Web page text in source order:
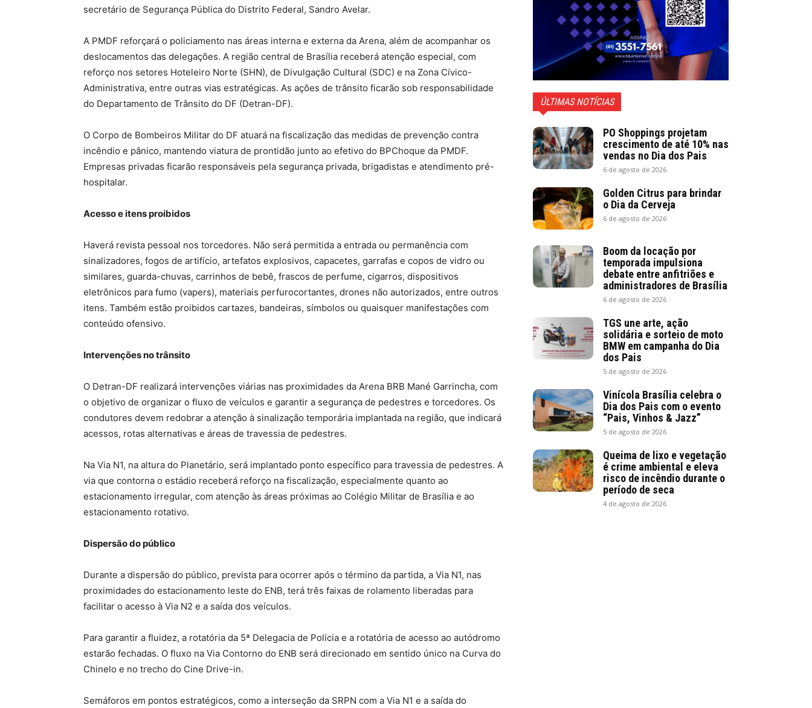
secretário de Segurança Pública do Distrito Federal, Sandro Avelar.
A PMDF reforçará o policiamento nas áreas interna e externa da Arena, além de acompanhar os
deslocamentos das delegações. A região central de Brasília receberá atenção especial, com
reforço nos setores Hoteleiro Norte (SHN), de Divulgação Cultural (SDC) e na Zona Cívico-
Administrativa, entre outras vias estratégicas. As ações de trânsito ficarão sob responsabilidade
do Departamento de Trânsito do DF (Detran-DF).
O Corpo de Bombeiros Militar do DF atuará na fiscalização das medidas de prevenção contra
incêndio e pânico, mantendo viatura de prontidão junto ao efetivo do BPChoque da PMDF.
Empresas privadas ficarão responsáveis pela segurança privada, brigadistas e atendimento pré-
hospitalar.
Acesso e itens proibidos
Haverá revista pessoal nos torcedores. Não será permitida a entrada ou permanência com
sinalizadores, fogos de artifício, artefatos explosivos, capacetes, garrafas e copos de vidro ou
similares, guarda-chuvas, carrinhos de bebê, frascos de perfume, cigarros, dispositivos
eletrônicos para fumo (vapers), materiais perfurocortantes, drones não autorizados, entre outros
itens. Também estão proibidos cartazes, bandeiras, símbolos ou quaisquer manifestações com
conteúdo ofensivo.
Intervenções no trânsito
O Detran-DF realizará intervenções viárias nas proximidades da Arena BRB Mané Garrincha, com
o objetivo de organizar o fluxo de veículos e garantir a segurança de pedestres e torcedores. Os
condutores devem redobrar a atenção à sinalização temporária implantada na região, que indicará
acessos, rotas alternativas e áreas de travessia de pedestres.
Na Via N1, na altura do Planetário, será implantado ponto específico para travessia de pedestres. A
via que contorna o estádio receberá reforço na fiscalização, especialmente quanto ao
estacionamento irregular, com atenção às áreas próximas ao Colégio Militar de Brasília e ao
estacionamento rotativo.
Dispersão do público
Durante a dispersão do público, prevista para ocorrer após o término da partida, a Via N1, nas
proximidades do estacionamento leste do ENB, terá três faixas de rolamento liberadas para
facilitar o acesso à Via N2 e a saída dos veículos.
Para garantir a fluidez, a rotatória da 5ª Delegacia de Polícia e a rotatória de acesso ao autódromo
estarão fechadas. O fluxo na Via Contorno do ENB será direcionado em sentido único na Curva do
Chinelo e no trecho do Cine Drive-in.
Semáforos em pontos estratégicos, como a interseção da SRPN com a Via N1 e a saída do
ÚLTIMAS NOTÍCIAS
PO Shoppings projetam
crescimento de até 10% nas
vendas no Dia dos Pais
6 de agosto de 2026
Golden Citrus para brindar
o Dia da Cerveja
6 de agosto de 2026
Boom da locação por
temporada impulsiona
debate entre anfitriões e
administradores de Brasília
6 de agosto de 2026
TGS une arte, ação
solidária e sorteio de moto
BMW em campanha do Dia
dos Pais
5 de agosto de 2026
Vinícola Brasília celebra o
Dia dos Pais com o evento
“Pais, Vinhos & Jazz”
5 de agosto de 2026
Queima de lixo e vegetação
é crime ambiental e eleva
risco de incêndio durante o
período de seca
4 de agosto de 2026